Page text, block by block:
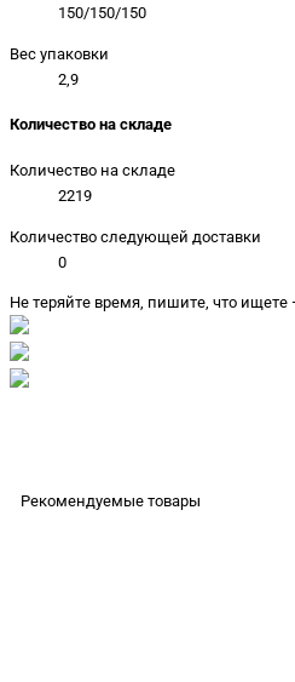
150/150/150
Вес упаковки
2,9
Количество на складе
Количество на складе
2219
Количество следующей доставки
0
Не теряйте время, пишите, что
Рекомендуемые товары